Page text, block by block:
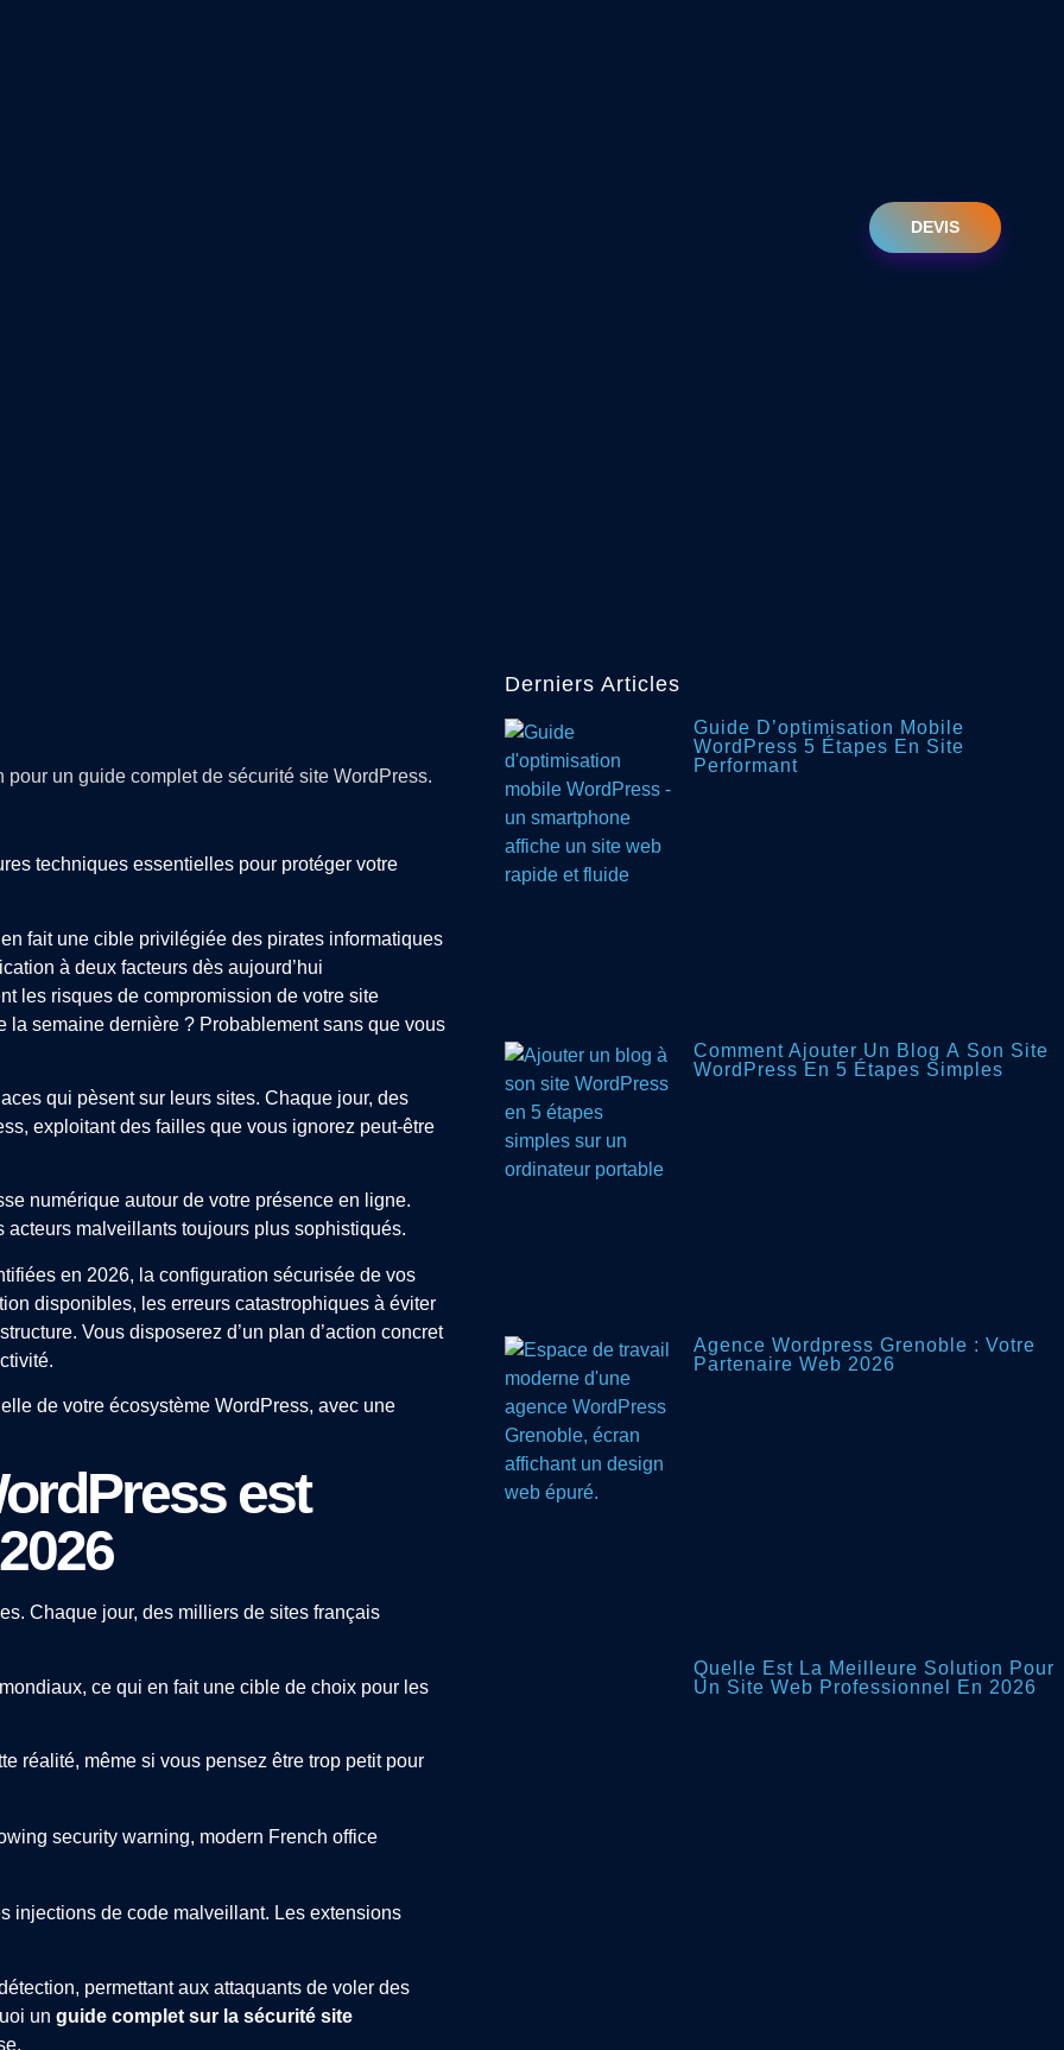
DEVIS
techniques essentielles pour protéger votre
fait une cible privilégiée des pirates informatiques
à deux facteurs dès aujourd’hui
les risques de compromission de votre site
la semaine dernière ? Probablement sans que vous
qui pèsent sur leurs sites. Chaque jour, des
exploitant des failles que vous ignorez peut-être
numérique autour de votre présence en ligne.
malveillants toujours plus sophistiqués.
en 2026, la configuration sécurisée de vos
disponibles, les erreurs catastrophiques à éviter
Vous disposerez d’un plan d’action concret
de votre écosystème WordPress, avec une
est
Chaque jour, des milliers de sites français
ce qui en fait une cible de choix pour les
réalité, même si vous pensez être trop petit pour
injections de code malveillant. Les extensions
permettant aux attaquants de voler des
un guide complet sur la sécurité site
Derniers Articles
Guide D’optimisation Mobile
WordPress 5 Étapes En Site
Performant
Comment Ajouter Un Blog À Son Site
WordPress En 5 Étapes Simples
Agence Wordpress Grenoble : Votre
Partenaire Web 2026
Quelle Est La Meilleure Solution Pour
Un Site Web Professionnel En 2026